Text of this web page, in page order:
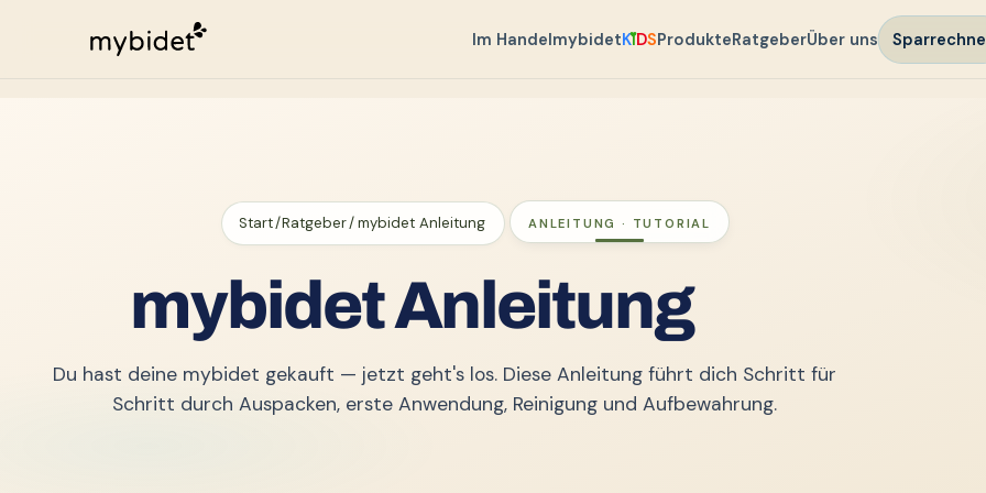
Im HandelmybidetKıDSProdukteRatgeberÜber uns
Start/Ratgeber/mybidet Anleitung ANLEITUNG · TUTORIAL
mybidet Anleitung
Du hast deine mybidet gekauft — jetzt geht's los. Diese Anleitung führt dich Schritt für
Schritt durch Auspacken, erste Anwendung, Reinigung und Aufbewahrung.